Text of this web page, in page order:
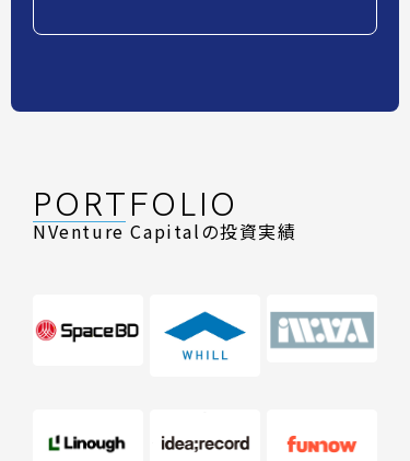
PORTFOLIO
NVenture Capitalの投資実績